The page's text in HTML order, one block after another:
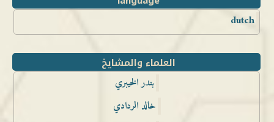
dutch
العلماء والمشايخ
بندر الخيبري
خالد الردادي